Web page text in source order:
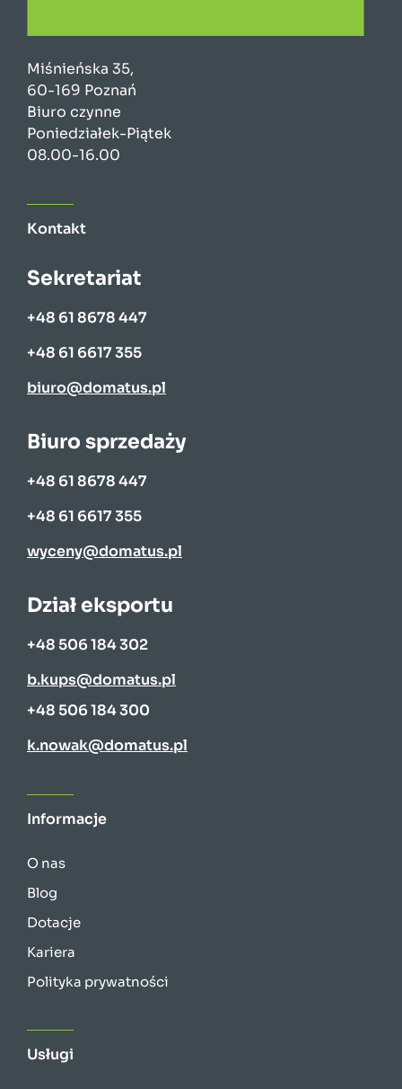
Miśnieńska 35,
60-169 Poznań
Biuro czynne
Poniedziałek-Piątek
08.00-16.00
Kontakt
Sekretariat
+48 61 8678 447
+48 61 6617 355
biuro@domatus.pl
Biuro sprzedaży
+48 61 8678 447
+48 61 6617 355
wyceny@domatus.pl
Dział eksportu
+48 506 184 302
b.kups@domatus.pl
+48 506 184 300
k.nowak@domatus.pl
Informacje
O nas
Blog
Dotacje
Kariera
Polityka prywatności
Usługi